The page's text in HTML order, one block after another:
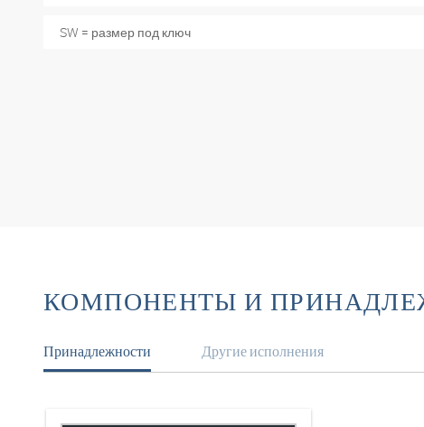
SW = размер под ключ
КОМПОНЕНТЫ И
Принадлежности Другие исполнения